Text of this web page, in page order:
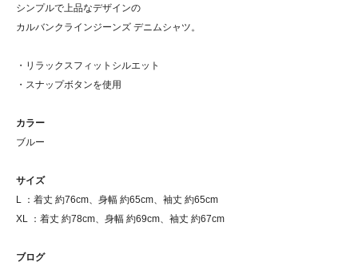
シンプルで上品なデザインの
カルバンクラインジーンズ デニムシャツ。
・リラックスフィットシルエット
・スナップボタンを使用
カラー
ブルー
サイズ
L ：着丈 約76cm、身幅 約65cm、袖丈 約65cm
XL ：着丈 約78cm、身幅 約69cm、袖丈 約67cm
ブログ